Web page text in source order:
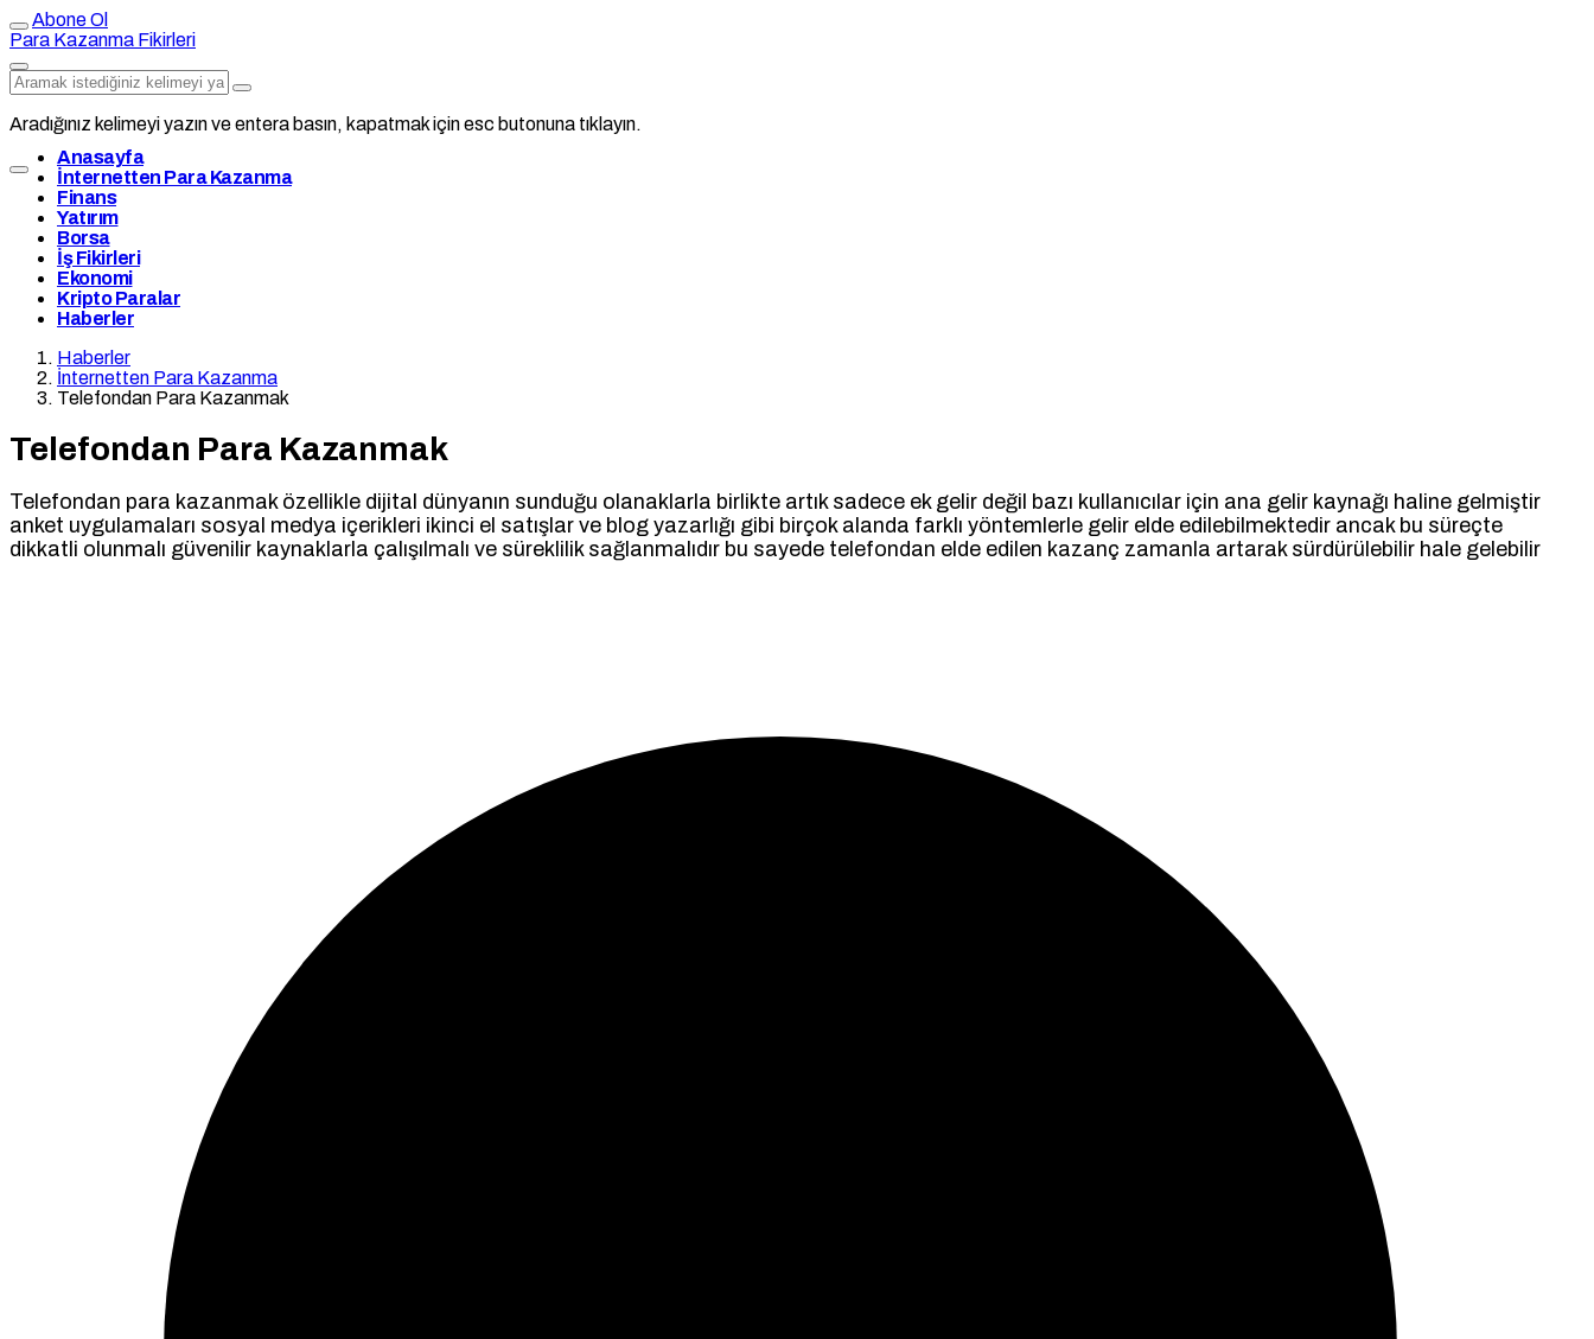
Abone Ol
Para Kazanma Fikirleri
Aradığınız kelimeyi yazın ve entera basın, kapatmak için esc butonuna tıklayın.
Anasayfa
İnternetten Para Kazanma
Finans
Yatırım
Borsa
İş Fikirleri
Ekonomi
Kripto Paralar
Haberler
Haberler
İnternetten Para Kazanma
Telefondan Para Kazanmak
Telefondan Para Kazanmak
Telefondan para kazanmak özellikle dijital dünyanın sunduğu olanaklarla birlikte artık sadece ek gelir değil bazı kullanıcılar için ana gelir kaynağı haline gelmiştir
anket uygulamaları sosyal medya içerikleri ikinci el satışlar ve blog yazarlığı gibi birçok alanda farklı yöntemlerle gelir elde edilebilmektedir ancak bu süreçte
dikkatli olunmalı güvenilir kaynaklarla çalışılmalı ve süreklilik sağlanmalıdır bu sayede telefondan elde edilen kazanç zamanla artarak sürdürülebilir hale gelebilir